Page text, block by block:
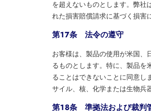
を超えないものとします。弊社
れた損害賠償請求に基づく損害
第１７条 法令の遵守
お客様は、製品の使用が米国、
るものとします。特に、製品を
ることはできないことに同意し
サイル、核、化学または生物兵
第１８条 準拠法および裁判